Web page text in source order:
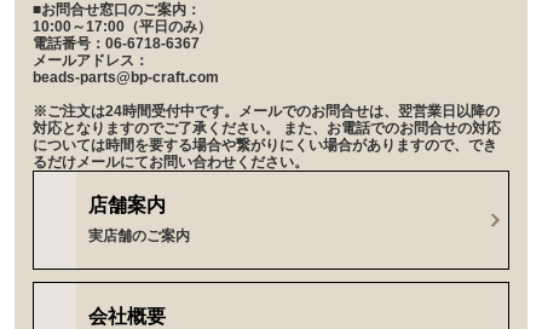
■お問合せ窓口のご案内：
10:00～17:00（平日のみ）
電話番号：06-6718-6367
メールアドレス：
beads-parts@bp-craft.com
※ご注文は24時間受付中です。メールでのお問合せは、翌営業日以降の
対応となりますのでご了承ください。 また、お電話でのお問合せの対応
については時間を要する場合や繋がりにくい場合がありますので、でき
るだけメールにてお問い合わせください。
店舗案内
実店舗のご案内
会社概要